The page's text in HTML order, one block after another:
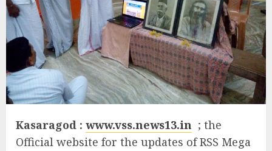
Kasaragod : www.vss.news13.in ; the
Official website for the updates of RSS Mega